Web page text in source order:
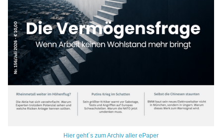
Hier geht´s zum Archiv aller ePaper